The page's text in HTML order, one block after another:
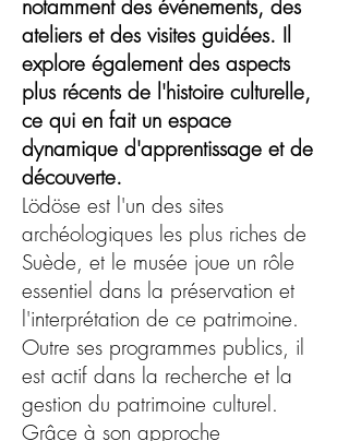
notamment des événements, des
ateliers et des visites guidées. Il
explore également des aspects
plus récents de l'histoire culturelle,
ce qui en fait un espace
dynamique d'apprentissage et de
découverte.
Lödöse est l'un des sites
archéologiques les plus riches de
Suède, et le musée joue un rôle
essentiel dans la préservation et
l'interprétation de ce patrimoine.
Outre ses programmes publics, il
est actif dans la recherche et la
gestion du patrimoine culturel.
Grâce à son approche